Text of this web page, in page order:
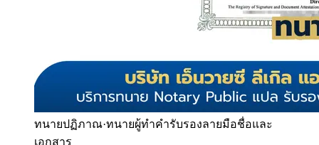
ทนายปฏิภาณ·ทนายผู้ทำคำรับรองลายมือชื่อและ
เอกสาร